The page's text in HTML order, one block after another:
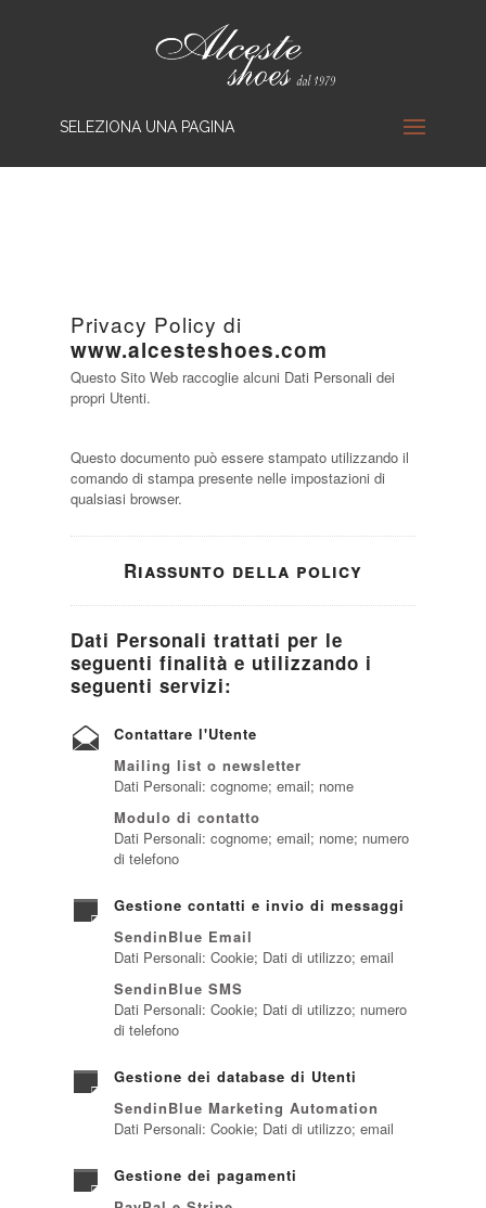
SELEZIONA UNA PAGINA
Privacy Policy di
www.alcesteshoes.com
Questo Sito Web raccoglie alcuni Dati Personali dei
propri Utenti.
Questo documento può essere stampato utilizzando il
comando di stampa presente nelle impostazioni di
qualsiasi browser.
Riassunto della policy
Dati Personali trattati per le
seguenti finalità e utilizzando i
seguenti servizi:
Contattare l'Utente
Mailing list o newsletter
Dati Personali: cognome; email; nome
Modulo di contatto
Dati Personali: cognome; email; nome; numero
di telefono
Gestione contatti e invio di messaggi
SendinBlue Email
Dati Personali: Cookie; Dati di utilizzo; email
SendinBlue SMS
Dati Personali: Cookie; Dati di utilizzo; numero
di telefono
Gestione dei database di Utenti
SendinBlue Marketing Automation
Dati Personali: Cookie; Dati di utilizzo; email
Gestione dei pagamenti